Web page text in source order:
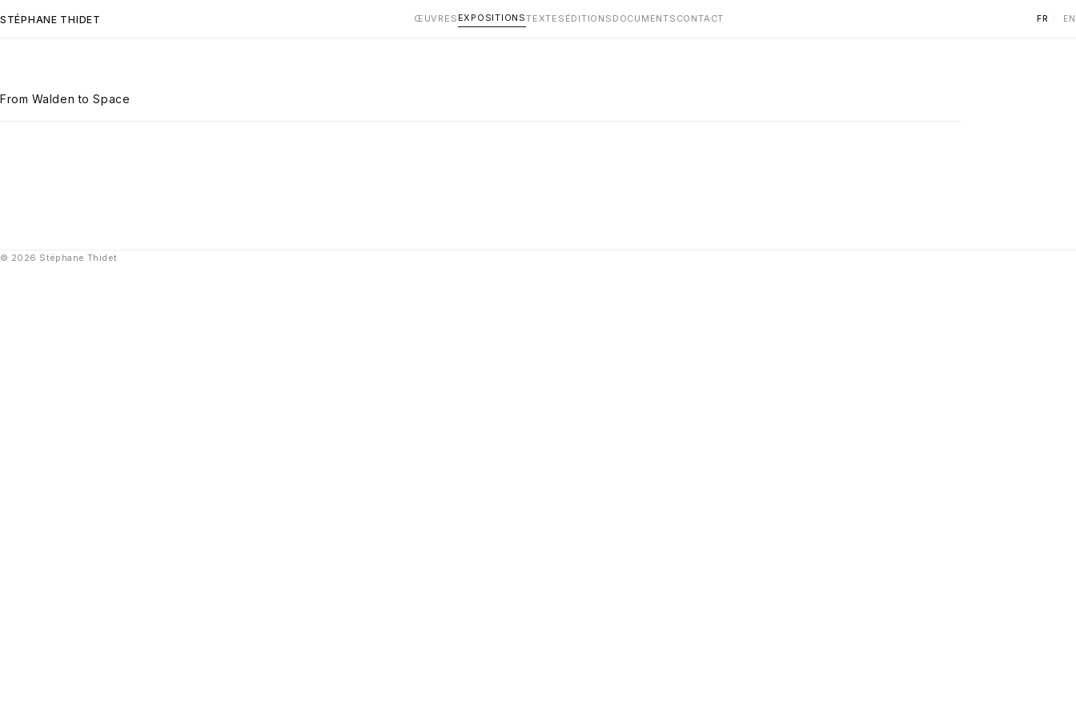
STÉPHANE THIDET ŒUVRES EXPOSITIONSTEXTES ÉDITIONS DOCUMENTS CONTACT FR EN
From Walden to Space
© 2026 Stéphane Thidet